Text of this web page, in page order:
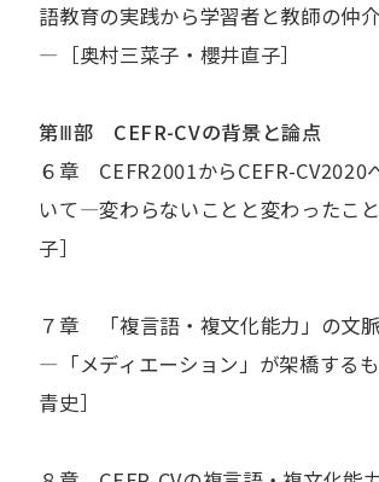
語教育の実践から学習者と教師の仲
―［奥村三菜子・櫻井直子］
第Ⅲ部 CEFR-CVの背景と論点
６章 CEFR2001からCEFR-CV2020
いて―変わらないことと変わったこ
子］
７章 「複言語・複文化能力」の文
―「メディエーション」が架橋する
青史］